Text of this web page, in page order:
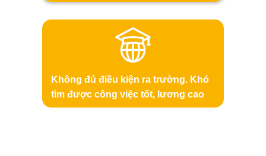
Không đủ điều kiện ra trường. Khó
tìm được công việc tốt, lương cao